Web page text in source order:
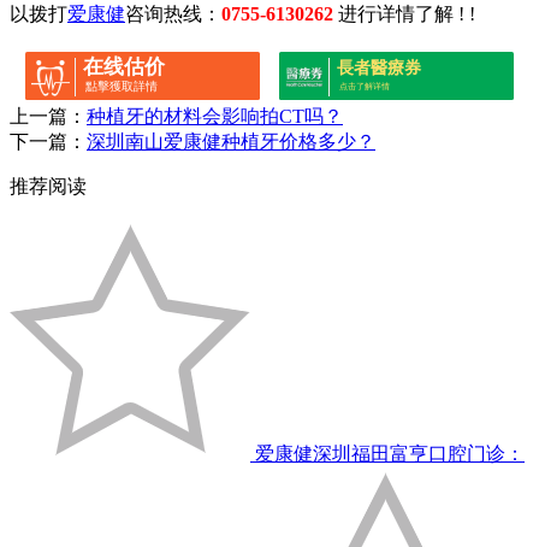
以拨打爱康健咨询热线： 0755-6130262 进行详情了解 ! !
在线估价
點擊獲取詳情
長者醫療券
点击了解详情
上一篇： 种植牙的材料会影响拍CT吗？
下一篇： 深圳南山爱康健种植牙价格多少？
推荐阅读
爱康健深圳福田富亨口腔门诊：